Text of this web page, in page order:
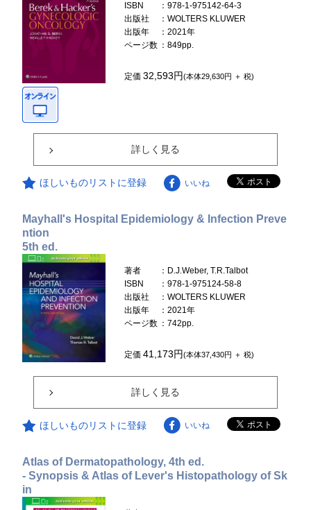
ISBN
：978-1-975142-64-3
出版社
：WOLTERS KLUWER
出版年
：2021年
ページ数 ：849pp.
定価32,593円(本体29,630円 ＋ 税)
詳しく見る
ほしいものリストに登録 いいね
Mayhall's Hospital Epidemiology & Infection Preve
ntion
5th ed.
著者
：D.J.Weber, T.R.Talbot
ISBN
：978-1-975124-58-8
出版社
：WOLTERS KLUWER
出版年
：2021年
ページ数 ：742pp.
定価41,173円(本体37,430円 ＋ 税)
詳しく見る
ほしいものリストに登録 いいね
Atlas of Dermatopathology, 4th ed.
- Synopsis & Atlas of Lever's Histopathology of Sk
in